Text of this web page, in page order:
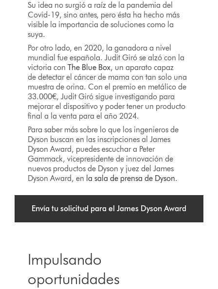
Su idea no surgió a raíz de la pandemia del
Covid-19, sino antes, pero ésta ha hecho más
visible la importancia de soluciones como la
suya.
Por otro lado, en 2020, la ganadora a nivel
mundial fue española. Judit Giró se alzó con la
victoria con The Blue Box, un aparato capaz
de detectar el cáncer de mama con tan solo una
muestra de orina. Con el premio en metálico de
33.000€, Judit Giró sigue investigando para
mejorar el dispositivo y poder tener un producto
final a la venta para el año 2024.
Para saber más sobre lo que los ingenieros de
Dyson buscan en las inscripciones al James
Dyson Award, puedes escuchar a Peter
Gammack, vicepresidente de innovación de
nuevos productos de Dyson y juez del James
Dyson Award, en la sala de prensa de Dyson.
Envía tu solicitud para el James Dyson Award
Impulsando
oportunidades